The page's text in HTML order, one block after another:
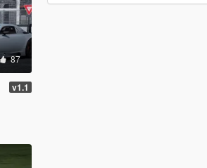
87
v1.1